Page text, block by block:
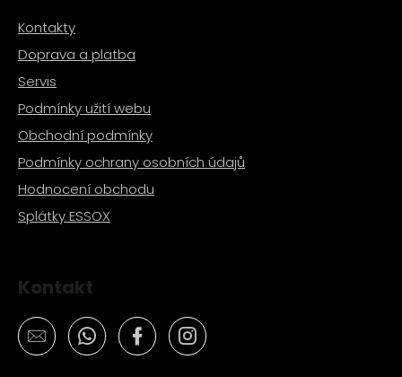
Kontakty
Doprava a platba
Servis
Podmínky užití webu
Obchodní podmínky
Podmínky ochrany osobních údajů
Hodnocení obchodu
Splátky ESSOX
Kontakt